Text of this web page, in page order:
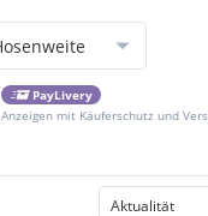
PayLivery
Anzeigen mit Käuferschutz und